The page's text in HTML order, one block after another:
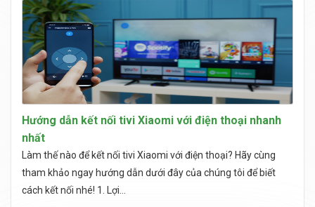
Hướng dẫn kết nối tivi Xiaomi với điện thoại nhanh
nhất
Làm thế nào để kết nối tivi Xiaomi với điện thoại? Hãy cùng
tham khảo ngay hướng dẫn dưới đây của chúng tôi để biết
cách kết nối nhé! 1. Lợi...